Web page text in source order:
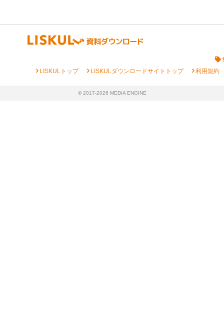
chevron_rightLISKULトップ chevron_rightLISKULダウンロードサイトトップ chevron_right利用規約
© 2017-2026 MEDIA ENGINE